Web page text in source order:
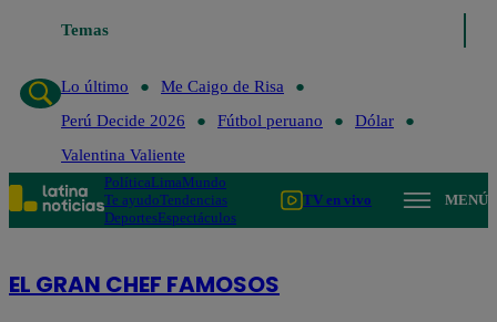
Temas
Lo último
Me Caigo de Risa
Perú Decide 2026
Fútbol peruano
Dólar
Valentina Valiente
PolíticaLimaMundo
Te ayudoTendencias
DeportesEspectáculos
TV en vivo MENÚ
EL GRAN CHEF FAMOSOS